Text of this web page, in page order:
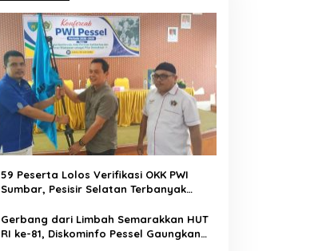
59 Peserta Lolos Verifikasi OKK PWI
Sumbar, Pesisir Selatan Terbanyak
Gerbang dari Limbah Semarakkan HUT
RI ke-81, Diskominfo Pessel Gaungkan